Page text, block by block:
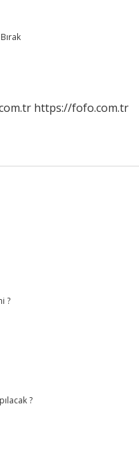
https://fofo.com.tr
?
?